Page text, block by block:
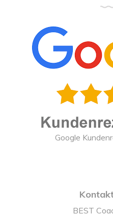
Google
BEST